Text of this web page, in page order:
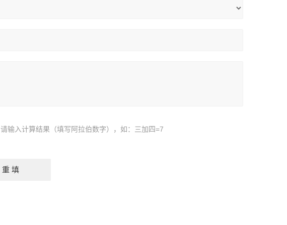
请输入计算结果（填写阿拉伯数字），如：三加四=7